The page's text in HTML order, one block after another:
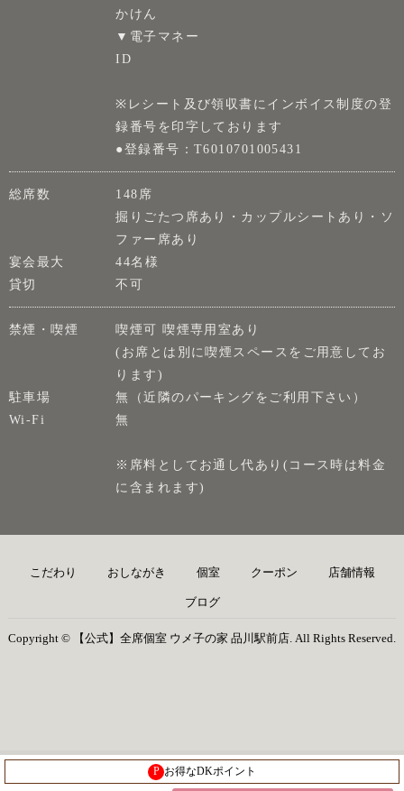
かけん
▼電子マネー
ID
※レシート及び領収書にインボイス制度の登
録番号を印字しております
●登録番号：T6010701005431
総席数
148席
掘りごたつ席あり・カップルシートあり・ソ
ファー席あり
宴会最大
44名様
貸切
不可
禁煙・喫煙
喫煙可 喫煙専用室あり
(お席とは別に喫煙スペースをご用意してお
ります)
駐車場
無（近隣のパーキングをご利用下さい）
Wi-Fi
無
※席料としてお通し代あり(コース時は料金
に含まれます)
こだわり おしながき 個室 クーポン 店舗情報
ブログ
Copyright © 【公式】全席個室 ウメ子の家 品川駅前店. All Rights Reserved.
P お得なDKポイント